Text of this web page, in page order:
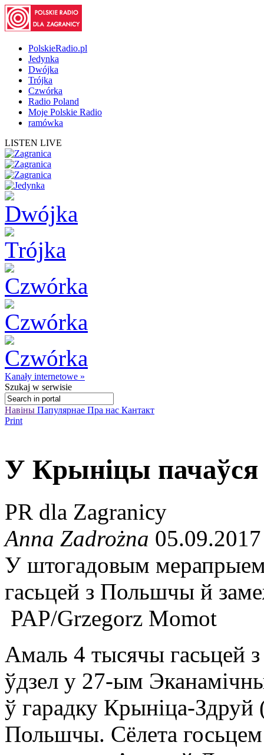
PolskieRadio.pl
Jedynka
Dwójka
Trójka
Czwórka
Radio Poland
Moje Polskie Radio
ramówka
LISTEN LIVE
Kanały internetowe »
Szukaj w serwisie
Навіны Папулярнае Пра нас Кантакт
Print
У Крыніцы
PR dla Zagranicy
Anna Zadrożna
У штогадовым
гасьцей з Польшчы й
PAP/Grzegorz Momot
Амаль 4 тысячы
ўдзел у 27-ым
ў гарадку Крыніца-
Польшчы. Сёлета